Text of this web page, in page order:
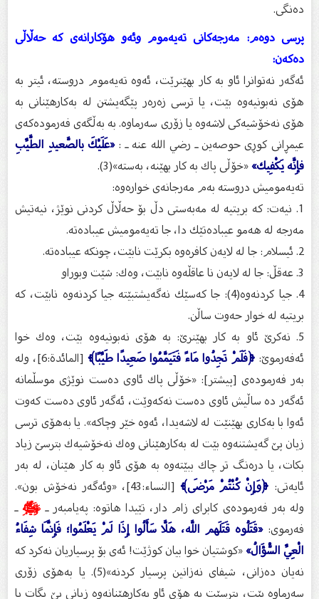
ده‌نگى.
پرسى دوه‌م: مه‌رجه‌كانى ته‌یه‌موم وئه‌و هۆكارانه‌ى كه‌ حه‌ڵاڵی
ده‌كه‌ن:
ئه‌گه‌ر نه‌توانرا ئاو به‌ كار بهێنرێت، ئه‌وه‌ ته‌یه‌موم دروسته‌، ئیتر به‌
هۆى نه‌بونیه‌وه‌ بێت، یا ترسی زه‌ره‌ر پێگه‌یشتن له‌ به‌كارهێنانى به‌
هۆى نه‌خۆشیه‌كی لاشه‌وه‌ یا زۆری سه‌رماوه‌. به‌ به‌ڵگه‌ى فه‌رموده‌كه‌ى
عیمڕانى كوڕى حوصه‌ین ـ رضي الله عنه ـ :«عَلَيْكَ بالصَّعيدِ الطَّيِّبِ
فإِنَّه يَكْفِيك»«خۆڵى پاك به‌ كار بهێنه‌، به‌سته‌»(3).
ته‌یه‌مومیش دروسته‌ به‌م مه‌رجانه‌ى خواره‌وه‌:
1. نیه‌ت: كه‌ بریتیه‌ له‌ مه‌به‌ستی دڵ بۆ حه‌ڵاڵ كردنی نوێژ، نیه‌تیش
مه‌رجه‌ له‌ هه‌مو عیباده‌تێك دا، جا ته‌یه‌مومیش عیباده‌ته‌.
4. جیا كردنه‌وه‌(4): جا كه‌سێك نه‌گه‌یشتبێته‌ جیا كردنه‌وه‌ نابێت، كه‌
بریتیه‌ له‌ خوار حه‌وت ساڵن.
5. نه‌كرێ ئاو به‌ كار بهێنرێ: به‌ هۆى نه‌بونیه‌وه‌ بێت، وه‌ك خوا
ئه‌فه‌رموێ:﴿فَلَمْ تَجِدُوا مَاءً فَتَيَمَّمُوا صَعِيدًا طَيِّبًا﴾
[المائدة:6]، وله‌
به‌ر فه‌رموده‌ى [پیشتر]: «خۆڵى پاك ئاوی ده‌ست نوێژی موسڵمانه‌
ئه‌گه‌ر ده‌ ساڵیش ئاوى ده‌ست نه‌كه‌وێت، ئه‌گه‌ر ئاوى ده‌ست كه‌وت
ئه‌وا با به‌كاری بهێنێت له‌ لاشه‌یدا، ئه‌وه‌ خێر وچاكه‌». یا به‌هۆى ترسی
زیان پێ گه‌یشتنه‌وه‌ بێت له‌ به‌كارهێنانى وه‌ك نه‌خۆشیه‌ك بترسێ زیاد
بكات، یا دره‌نگ تر چاك ببێته‌وه‌ به‌ هۆى ئاو به‌ كار هێنان، له‌ به‌ر
ئایه‌تی:﴿وَإِنْ كُنْتُمْ مَرْضَى﴾
[النساء:43]، «وئه‌گه‌ر نه‌خۆش بون».
وله‌ به‌ر فه‌رموده‌ى كابراى زام دار، تێیدا هاتوه‌: په‌یامبه‌ر ـﷺـ
فه‌رموی:«قَتَلُوه قَتَلَهم اللَّه، هَلَّا سَأَلُوا إِذَا لَمْ يَعْلَمُوا؛ فَإِنَّمَا شِفَاءُ
الْعِيِّ السُّؤَالُ»«كوشتیان خوا بیان كوژێت! ئه‌ى بۆ پرسیاریان نه‌كرد كه‌
نه‌یان ده‌زانى، شیفاى نه‌زانین پرسیار كردنه‌»(5). یا به‌هۆى زۆری
سه‌رماوه‌ بێت، بترسێت به‌ هۆى ئاو به‌كارهێنانه‌وه‌ زیانی پێ بگات یا